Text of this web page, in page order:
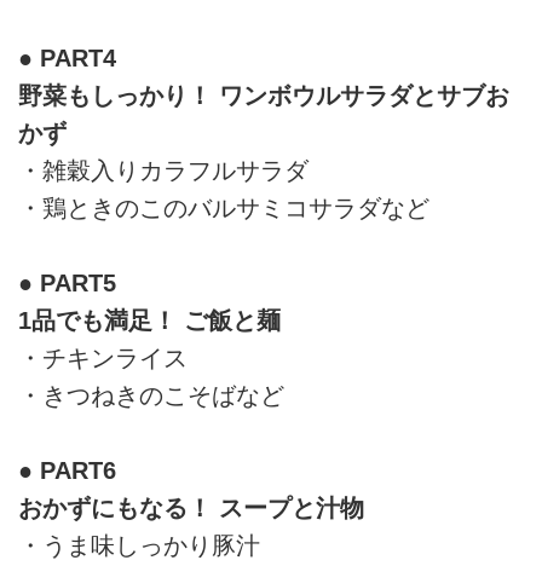
● PART4
野菜もしっかり！ ワンボウルサラダとサブお
かず
・雑穀入りカラフルサラダ
・鶏ときのこのバルサミコサラダなど
● PART5
1品でも満足！ ご飯と麺
・チキンライス
・きつねきのこそばなど
● PART6
おかずにもなる！ スープと汁物
・うま味しっかり豚汁